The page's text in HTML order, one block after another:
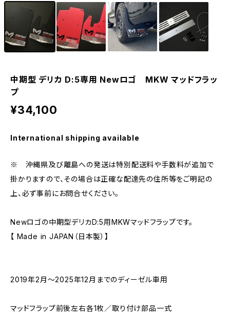
中期型 デリカ D:5専用 Newロゴ MKW マッドフラッ
プ
¥34,100
International shipping available
※ 沖縄県及び離島への発送は特別配送料や手数料が追加で
掛かりますので、その場合は正確な配達先の住所等をご明記の
上、必ず事前にお問合せください。
Newロゴの中期型デリカD:5用MKWマッドフラップです。
【 Made in JAPAN（日本製）】
2019年2月～2025年12月までのディーゼル車用
マッドフラップ前後左右各1枚／取り付け部品一式